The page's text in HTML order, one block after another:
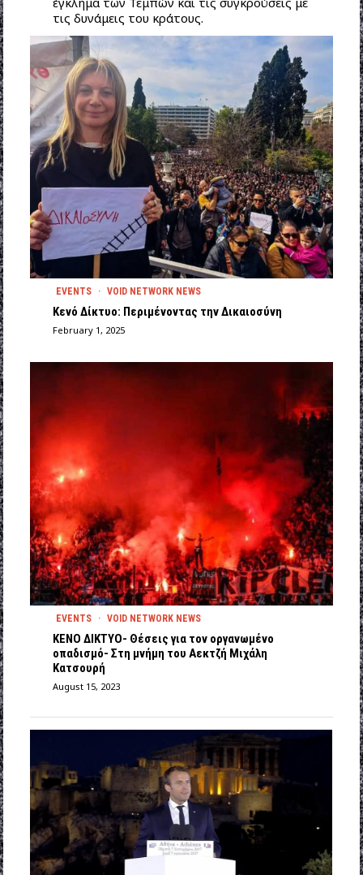
τις δυνάμεις του κράτους.
EVENTS · VOID NETWORK NEWS
Κενό Δίκτυο: Περιμένοντας την Δικαιοσύνη
February 1, 2025
EVENTS · VOID NETWORK NEWS
ΚΕΝΟ ΔΙΚΤΥΟ- Θέσεις για τον οργανωμένο
οπαδισμό- Στη μνήμη του Αεκτζή Μιχάλη
Κατσουρή
August 15, 2023